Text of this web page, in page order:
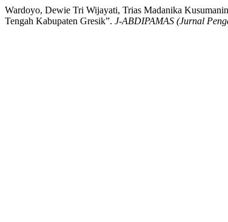
Wardoyo, Dewie Tri Wijayati, Trias Madanika
Tengah Kabupaten Gresik”. J-ABDIPAMAS (Jurnal